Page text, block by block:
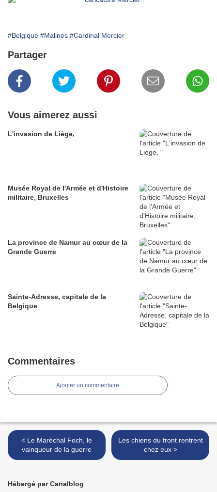
#Belgique #Malines #Cardinal Mercier
Partager
Vous aimerez aussi
L'invasion de Liège,
Musée Royal de l'Armée et d'Histoire
militaire, Bruxelles
La province de Namur au cœur de la
Grande Guerre
Sainte-Adresse, capitale de la
Belgique
Commentaires
Ajouter un commentaire
< Le Maréchal Foch, le
vainqueur de la guerre
Les chiens du front rentrent
chez eux >
Hébergé par Canalblog